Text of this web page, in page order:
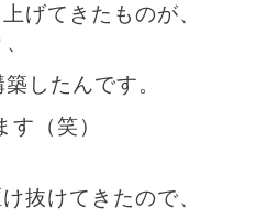
げてきたものが、
したんです。
（笑）
抜けてきたので、